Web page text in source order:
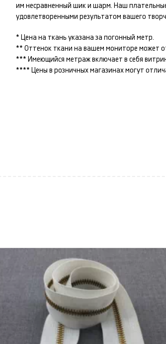
им несравненный шик и шарм. Наш
удовлетворенными результатом вашего
* Цена на ткань указана за погонный метр.
** Оттенок ткани на вашем мониторе может
*** Имеющийся метраж включает в себя
**** Цены в розничных магазинах могут